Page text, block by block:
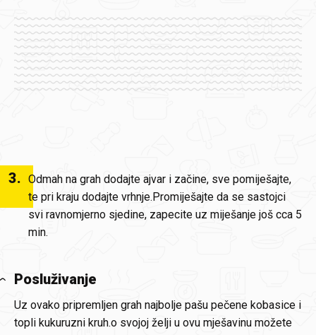
3. Odmah na grah dodajte ajvar i začine, sve pomiješajte,
te pri kraju dodajte vrhnje.Promiješajte da se sastojci
svi ravnomjerno sjedine, zapecite uz miješanje još cca 5
min.
Posluživanje
Uz ovako pripremljen grah najbolje pašu pečene kobasice i
topli kukuruzni kruh.o svojoj želji u ovu mješavinu možete